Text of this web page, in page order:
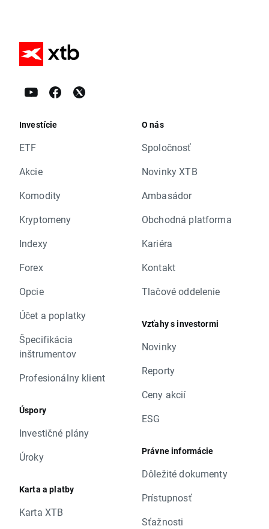
Investície
ETF
Akcie
Komodity
Kryptomeny
Indexy
Forex
Opcie
Účet a poplatky
Špecifikácia
inštrumentov
Profesionálny klient
Úspory
Investičné plány
Úroky
Karta a platby
Karta XTB
O nás
Spoločnosť
Novinky XTB
Ambasádor
Obchodná platforma
Kariéra
Kontakt
Tlačové oddelenie
Vzťahy s investormi
Novinky
Reporty
Ceny akcií
ESG
Právne informácie
Dôležité dokumenty
Prístupnosť
Sťažnosti